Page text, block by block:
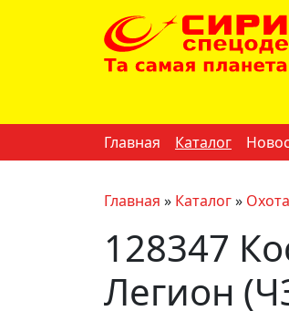
Главная Каталог
Главная » Каталог»
128347
Легион